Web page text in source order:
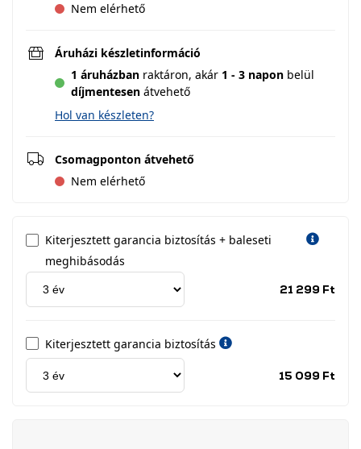
Nem elérhető
Áruházi készletinformáció
1 áruházban raktáron, akár 1 - 3 napon belül
díjmentesen átvehető
Hol van készleten?
Csomagponton átvehető
Nem elérhető
Kiterjesztett garancia biztosítás + baleseti
meghibásodás
21 299 Ft
Kiterjesztett garancia biztosítás
15 099 Ft